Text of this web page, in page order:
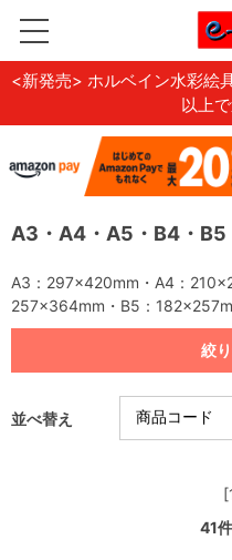
<新発売> ホルベイン水彩絵
以上
A3・A4・A5・B4・B5
A3：297×420mm・A4：
257×364mm・B5：
絞
並べ替え
41